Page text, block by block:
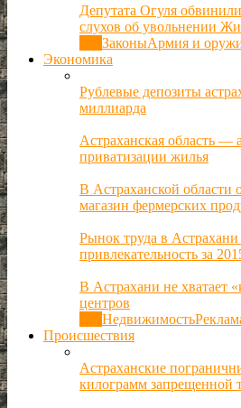
Депутата Огуля
слухов об увольнении
ЗаконыАрмия и
Экономика
Рублевые депозиты
миллиарда
Астраханская область —
приватизации жилья
В Астраханской области
магазин фермерских
Рынок труда в Астрахани
привлекательность за
В Астрахани не хватает
центров
Недвижимость
Происшествия
Астраханские
килограмм запрещенной